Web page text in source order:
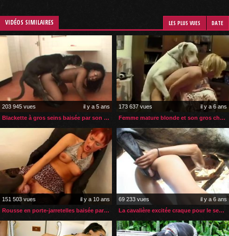
VIDÉOS SIMILAIRES LES PLUS VUES DATE
203 945 vues
il y a 5 ans
Blackette à gros seins baisée par son chien dans sa cuisine
173 637 vues
il y a 6 ans
Femme mature blonde et son gros chien blanc
151 503 vues
il y a 10 ans
Rousse en porte-jarretelles baisée par son chien
69 233 vues
il y a 6 ans
La cavalière excitée craque pour le sexe de son cheval